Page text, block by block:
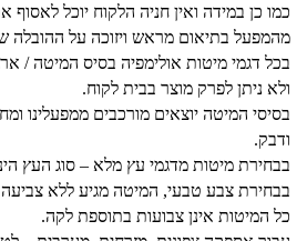
כמו כן במידה ואין חניה הלקוח יוכל
מהמפעל בתיאום מראש ויזוכה על ההובלה
בכל דגמי מיטות אולימפיה בסיס המיטה /
ולא ניתן לפרק מוצר בבית לקוח.
בסיסי המיטה יוצאים מורכבים ממפעלינו
ודבק.
בבחירת מיטות מדגמי עץ מלא – סוג העץ
בבחירת צבע טבעי, המיטה מגיע ללא
כל המיטות אינן צבועות בתוספת לקה.